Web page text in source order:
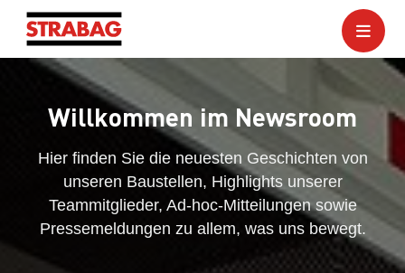
Willkommen im Newsroom
Hier finden Sie die neuesten Geschichten von
unseren Baustellen, Highlights unserer
Teammitglieder, Ad-hoc-Mitteilungen sowie
Pressemeldungen zu allem, was uns bewegt.